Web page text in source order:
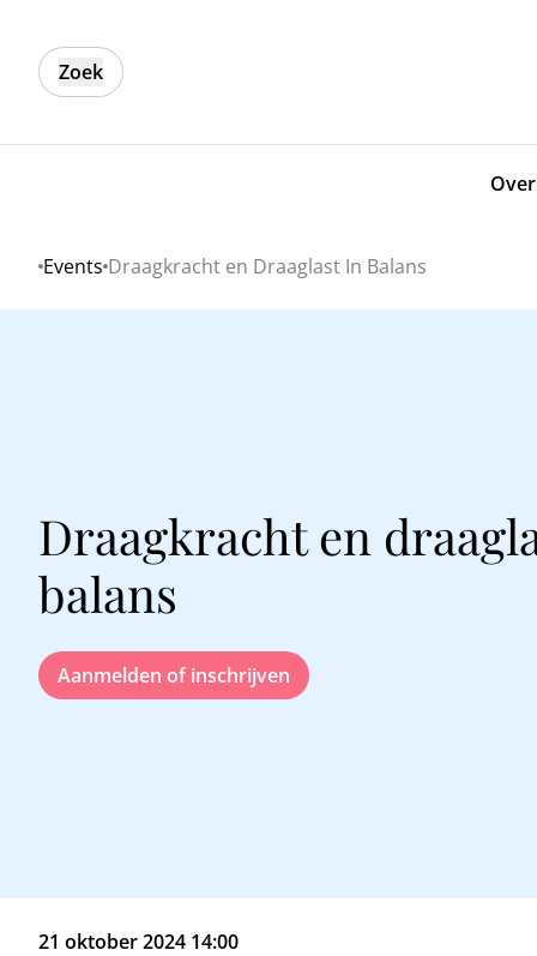
Zoek
Home
Events Draagkracht en Draaglast In Balans
Draagkracht en
balans
Aanmelden of inschrijven
21 oktober 2024 14:00